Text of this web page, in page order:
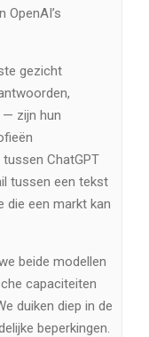
gezicht
— zijn hun
ChatGPT
tussen een tekst
die een markt kan
beide modellen
capaciteiten
duiken diep in de
beperkingen.